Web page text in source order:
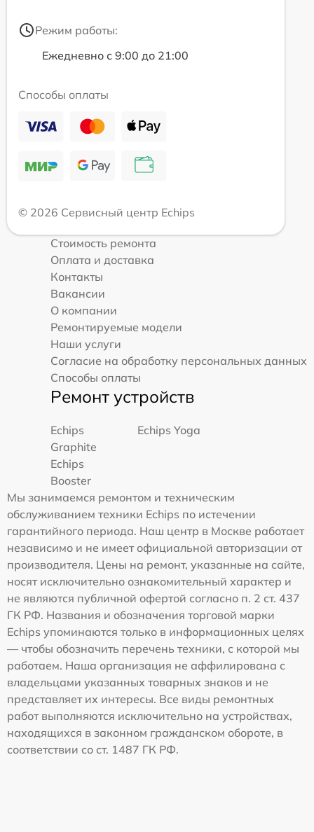
Режим работы:
Ежедневно с 9:00 до 21:00
Способы оплаты
© 2026 Сервисный центр Echips
Стоимость ремонта
Оплата и доставка
Контакты
Вакансии
О компании
Ремонтируемые модели
Наши услуги
Согласие на обработку персональных данных
Способы оплаты
Ремонт устройств
Echips
Graphite
Echips Yoga
Echips
Booster
Мы занимаемся ремонтом и техническим
обслуживанием техники Echips по истечении
гарантийного периода. Наш центр в Москве работает
независимо и не имеет официальной авторизации от
производителя. Цены на ремонт, указанные на сайте,
носят исключительно ознакомительный характер и
не являются публичной офертой согласно п. 2 ст. 437
ГК РФ. Названия и обозначения торговой марки
Echips упоминаются только в информационных целях
— чтобы обозначить перечень техники, с которой мы
работаем. Наша организация не аффилирована с
владельцами указанных товарных знаков и не
представляет их интересы. Все виды ремонтных
работ выполняются исключительно на устройствах,
находящихся в законном гражданском обороте, в
соответствии со ст. 1487 ГК РФ.